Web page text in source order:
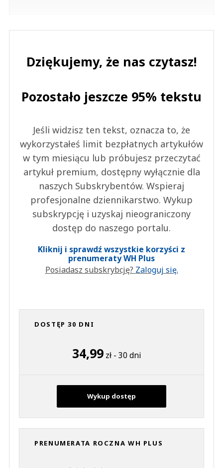
Dziękujemy, że nas czytasz!
Pozostało jeszcze 95% tekstu
Jeśli widzisz ten tekst, oznacza to, że
wykorzystałeś limit bezpłatnych artykułów
w tym miesiącu lub próbujesz przeczytać
artykuł premium, dostępny wyłącznie dla
naszych Subskrybentów. Wspieraj
profesjonalne dziennikarstwo. Wykup
subskrypcję i uzyskaj nieograniczony
dostęp do naszego portalu.
Kliknij i sprawdź wszystkie korzyści z
prenumeraty WH Plus
Posiadasz subskrybcję? Zaloguj się.
DOSTĘP 30 DNI
34,99 zł - 30 dni
Wykup dostęp
PRENUMERATA ROCZNA WH PLUS